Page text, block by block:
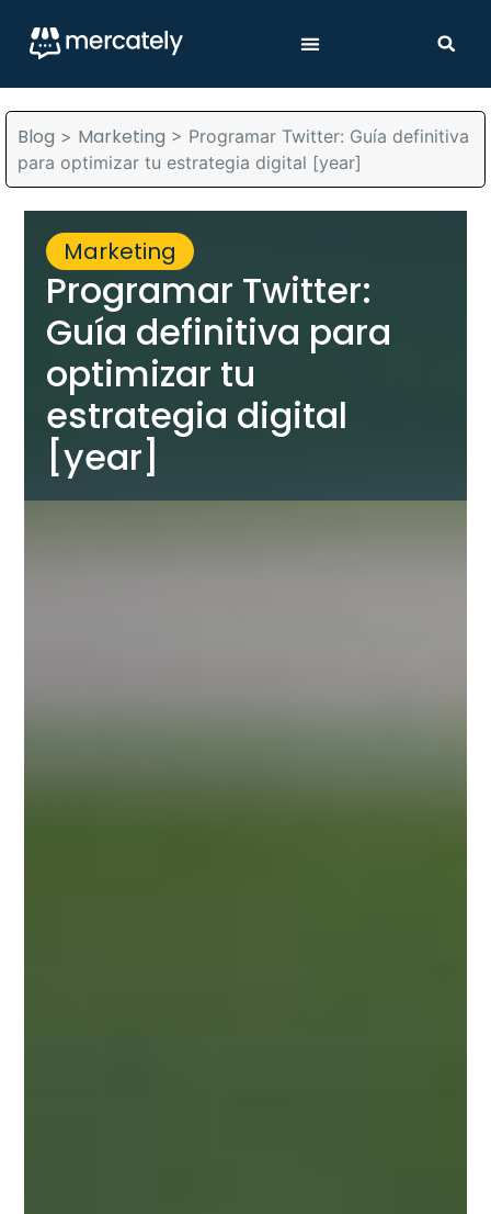
Blog > Marketing > Programar Twitter: Guía definitiva
para optimizar tu estrategia digital [year]
Marketing
Programar Twitter:
Guía definitiva para
optimizar tu
estrategia digital
[year]